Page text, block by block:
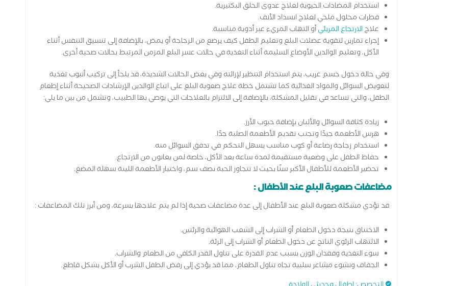
استخدام المضادات الحيوية لعلاج عدوى الحلق البكتيرية.
قطرات محلول ملحي لعلاج انسداد الأنف.
علاجالارتجاع المريئيأو التهاب المريء عبر أدوية مناسبة.
إجراء تمارين لتقوية عضلات البلع وتعليم الطفل كيف يرضع من الزجاجة أو يمض، بالإضافة إلى تنسيق التنفس أثناء
الأكل، وتعليم الوالدين الأوضاع السليمة أثناء التغذية في حالات عسر البلع المزمن المرتبط بحالات صحية أخرى.
وفي حالة دخول جسم غريب، يتم استخدام التنظير لإزالته وفي بعض الحالات الشديدة، قد يلجأ إلى تركيب أنبوب تغذية
لتعويض السوائل والمواد الغذائية كما تشتمل خطة علاج صعوبة البلع على اتباع الوالدين الإرشادات الصحيحة أثناء إطعام
الطفل، والتي تساعد في تقليل المشكلة، بالإضافة إلى الالتزام بالعلاجات التي يوصي بها الطبيب، وتشمل من بين ما يلي:
زيادة كثافة السوائل والألبان بإضافة حبوب الأرز.
هرس الأطعمة جيدًا وتجنب تقديم الأطعمة الصلبة جدًا.
استخدام زجاجة رضاعة أو كوب مناسب يسهل التحكم في تدفق السوائل منه.
حفاظ الطفل على وضعية مستقيمة لمدة ساعة بعد الأكل، خاصة لمن يعانون من الارتجاع.
تحضير الأطعمة للأطفال الأكبر سنًا بحيث لا تتجاوز الحبة نصف سم، واختيار الأطعمة اللينة سهلة المضغ.
مضاعفات صعوبة البلع عند الأطفال :
قد تؤدي مشكلة صعوبة البلع عند الأطفال إلى عدة مضاعفات صحية إذا لم يتم علاجها بسرعة، ومن أبرز تلك المضاعفات :
الاختناق نتيجة دخول الطعام أو الشراب إلى الشعب الهوائية والرئتين.
الالتهاب الرئوي الناتج عن دخول الطعام أو الشراب إلى الرئة.
سوء التغذية وفقدان الوزن بسبب عدم القدرة على تناول القدر الكافي من الطعام والشراب.
الجفاف ونشوء مشاعر سلبية تجاه تناول الطعام، مما قد يؤدي إلى رفض الطفل الشرب أو الأكل بشكل قاطع.